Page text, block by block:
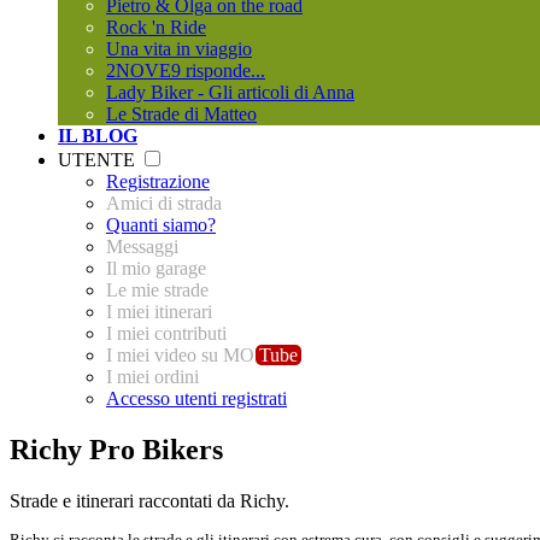
Pietro & Olga on the road
Rock 'n Ride
Una vita in viaggio
2NOVE9 risponde...
Lady Biker - Gli articoli di Anna
Le Strade di Matteo
IL BLOG
UTENTE
Registrazione
Amici di strada
Quanti siamo?
Messaggi
Il mio garage
Le mie strade
I miei itinerari
I miei contributi
I miei video su MO Tube
I miei ordini
Accesso utenti registrati
Richy Pro Bikers
Strade e itinerari raccontati da Richy.